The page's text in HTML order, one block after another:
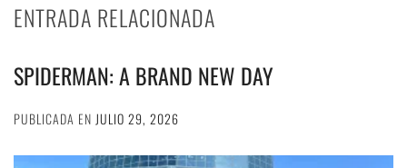
ENTRADA RELACIONADA
SPIDERMAN: A BRAND NEW DAY
PUBLICADA EN JULIO 29, 2026